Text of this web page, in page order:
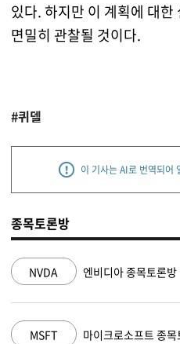
있다. 하지만 이 계획에 대한
면밀히 관찰될 것이다.
#퀴델
이 기사는 AI로 번역되어
종목토론방
NVDA 엔비디아 종목토론방
MSFT 마이크로소프트 종